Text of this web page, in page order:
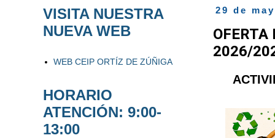
29 de
OFERTA
2026/
VISITA NUESTRA
NUEVA WEB
WEB CEIP ORTÍZ DE ZÚÑIGA
HORARIO
ATENCIÓN: 9:00-
13:00